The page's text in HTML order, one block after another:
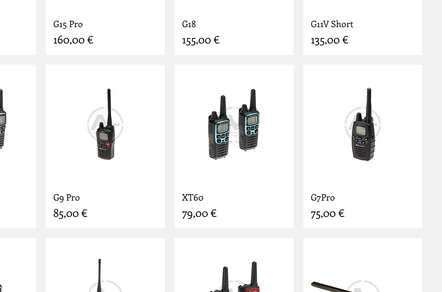
G15 Pro
Prix
160,00 €
G18
Prix
155,00 €
G11V Short
Prix
135,00 €
G9 Pro
Prix
85,00 €
XT60
Prix
79,00 €
G7Pro
Prix
75,00 €